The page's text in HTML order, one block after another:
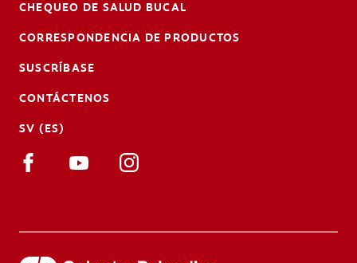
CHEQUEO DE SALUD BUCAL
CORRESPONDENCIA DE PRODUCTOS
SUSCRÍBASE
CONTÁCTENOS
SV (ES)